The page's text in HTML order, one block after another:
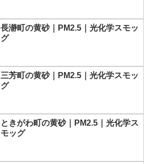
長瀞町の黄砂｜PM2.5｜光化学スモッ
グ
三芳町の黄砂｜PM2.5｜光化学スモッ
グ
ときがわ町の黄砂｜PM2.5｜光化学ス
モッグ